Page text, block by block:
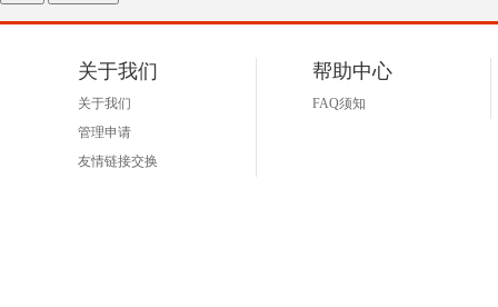
关于我们
关于我们
管理申请
友情链接交换
帮助中心
FAQ须知